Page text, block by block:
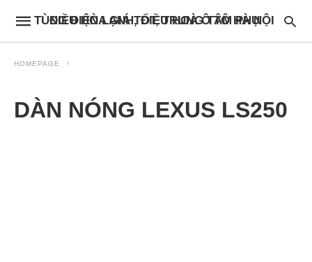
ĐIỀU HÒA GIÁ TỐT, TRUNG TÂM PHỤ TÙNG ĐIỆN LẠNH, ĐIỀU HOÀ Ô TÔ HÀ NỘI
HOMEPAGE
DÀN NÓNG LEXUS LS250